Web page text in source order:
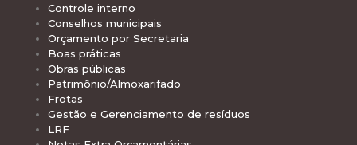
Controle interno
Conselhos municipais
Orçamento por Secretaria
Boas práticas
Obras públicas
Patrimônio/Almoxarifado
Frotas
Gestão e Gerenciamento de resíduos
LRF